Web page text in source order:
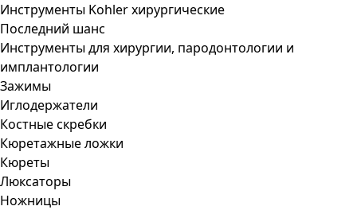
Инструменты Kohler хирургические
Последний шанс
Инструменты для хирургии, пародонтологии и
имплантологии
Зажимы
Иглодержатели
Костные скребки
Кюретажные ложки
Кюреты
Люксаторы
Ножницы